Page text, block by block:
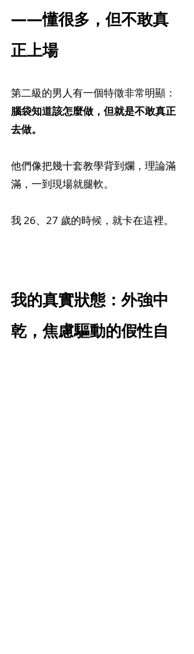
——懂很多，但不敢真
正上場
第二級的男人有一個特徵非常明顯：
腦袋知道該怎麼做，但就是不敢真正
去做。
他們像把幾十套教學背到爛，理論滿
滿，一到現場就腿軟。
我 26、27 歲的時候，就卡在這裡。
我的真實狀態：外強中
乾，焦慮驅動的假性自